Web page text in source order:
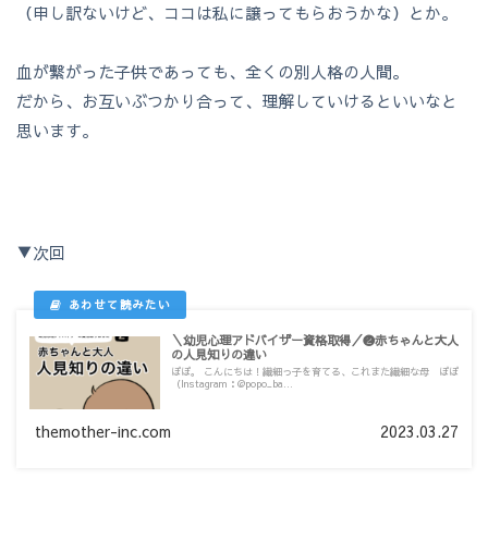
（申し訳ないけど、ココは私に譲ってもらおうかな）とか。
血が繋がった子供であっても、全くの別人格の人間。
だから、お互いぶつかり合って、理解していけるといいなと
思います。
▼次回
＼幼児心理アドバイザー資格取得／❷赤ちゃんと大人
の人見知りの違い
ぽぽ。 こんにちは！繊細っ子を育てる、これまた繊細な母 ぽぽ
（Instagram：@popo_ba...
themother-inc.com 2023.03.27